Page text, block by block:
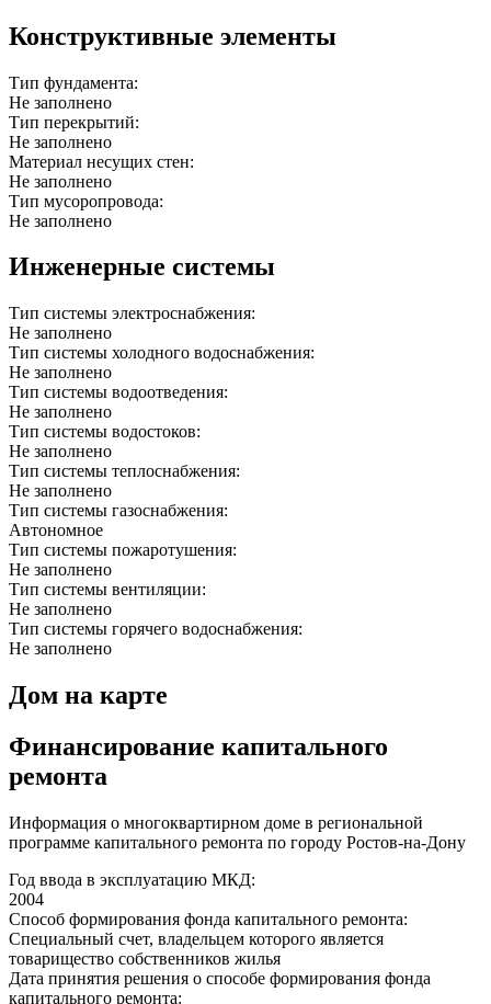
Конструктивные элементы
Тип фундамента:
Не заполнено
Тип перекрытий:
Не заполнено
Материал несущих стен:
Не заполнено
Тип мусоропровода:
Не заполнено
Инженерные системы
Тип системы электроснабжения:
Не заполнено
Тип системы холодного водоснабжения:
Не заполнено
Тип системы водоотведения:
Не заполнено
Тип системы водостоков:
Не заполнено
Тип системы теплоснабжения:
Не заполнено
Тип системы газоснабжения:
Автономное
Тип системы пожаротушения:
Не заполнено
Тип системы вентиляции:
Не заполнено
Тип системы горячего водоснабжения:
Не заполнено
Дом на карте
Финансирование капитального
ремонта
Информация о многоквартирном доме в региональной
программе капитального ремонта по городу Ростов-на-Дону
Год ввода в эксплуатацию МКД:
2004
Способ формирования фонда капитального ремонта:
Специальный счет, владельцем которого является
товарищество собственников жилья
Дата принятия решения о способе формирования фонда
капитального ремонта: